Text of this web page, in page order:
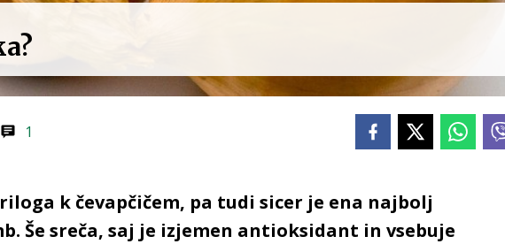
1
k čevapčičem, pa tudi sicer je ena najbolj
Še sreča, saj je izjemen antioksidant in vsebuje